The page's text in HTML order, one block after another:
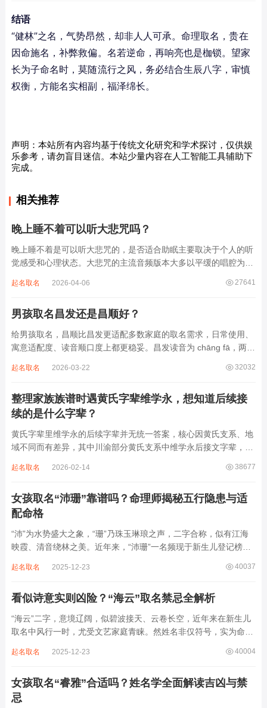
结语
“健林”之名，气势昂然，却非人人可承。命理取名，贵在
因命施名，补弊救偏。名若逆命，再响亮也是枷锁。望家
长为子命名时，莫随流行之风，务必结合生辰八字，审慎
权衡，方能名实相副，福泽绵长。
声明：本站所有内容均基于传统文化研究和学术探讨，仅供娱
乐参考，请勿盲目迷信。本站少量内容在人工智能工具辅助下
完成。
相关推荐
晚上睡不着可以听大悲咒吗？
晚上睡不着是可以听大悲咒的，是否适合助眠主要取决于个人的听
觉感受和心理状态。大悲咒的主流音频版本大多以平缓的唱腔为
急促的鼓点，这类音频本身具备静心的基础特质。睡前思绪繁杂、
27641
起名取名 2026-04-06
男孩取名昌发还是昌顺好？
给男孩取名，昌顺比昌发更适配多数家庭的取名需求，日常使用、
寓意适配度、读音顺口度上都更稳妥。昌发读音为 chāng fā，两个
离叫名字时辨识度不高。昌字本义为兴盛、繁茂，发字核心指向发
32032
起名取名 2026-03-22
整理家族族谱时遇黄氏字辈维学永，想知道后续接
续的是什么字辈？
黄氏字辈里维学永的后续字辈并无统一答案，核心因黄氏支系、地
域不同而有差异，其中川渝部分黄氏支系中维学永后接文字辈，完
某支系的续修字辈，在安岳、岳池一带的黄氏族谱里能明确查到，
38677
起名取名 2026-02-14
女孩取名“沛珊”靠谱吗？命理师揭秘五行隐患与适
配命格
“沛”为水势盛大之象，“珊”乃珠玉琳琅之声，二字合称，似有江海
映霞、清音绕林之美。近年来，“沛珊”一名频现于新生儿登记榜
雅符号，实为命理五行流转之枢纽。一字之选，关乎气场平衡。沛
40037
起名取名 2025-12-23
看似诗意实则凶险？“海云”取名禁忌全解析
“海云”二字，意境辽阔，似碧波接天、云卷长空，近年来在新生儿
取名中风行一时，尤受文艺家庭青睐。然姓名非仅符号，实为命局
滔天，木浮无根，阴气过重，易致意志不坚、事业漂泊、健康受
40004
起名取名 2025-12-23
女孩取名“睿雅”合适吗？姓名学全面解读吉凶与禁
忌